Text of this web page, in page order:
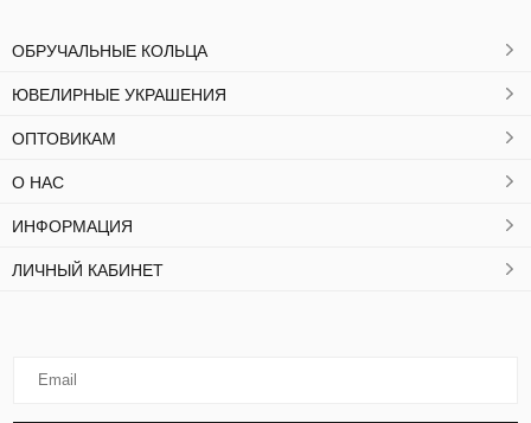
ОБРУЧАЛЬНЫЕ КОЛЬЦА
ЮВЕЛИРНЫЕ УКРАШЕНИЯ
ОПТОВИКАМ
О НАС
ИНФОРМАЦИЯ
ЛИЧНЫЙ КАБИНЕТ